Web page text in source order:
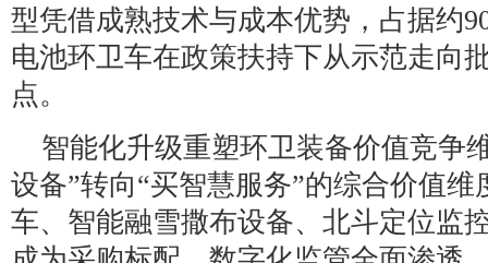
型凭借成熟技术与成本优势，占据约
电池环卫车在政策扶持下从示范走向
点。
智能化升级重塑环卫装备价值竞争
设备”转向“买智慧服务”的综合价值
车、智能融雪撒布设备、北斗定位监